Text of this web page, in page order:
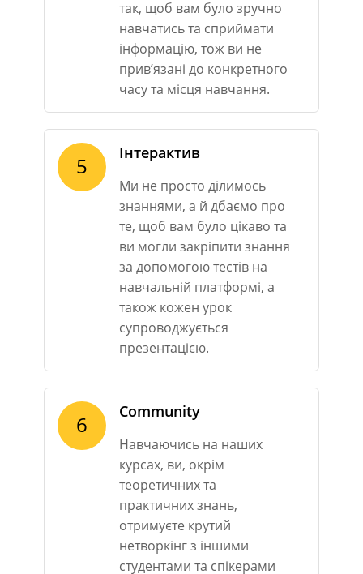
так, щоб вам було зручно
навчатись та сприймати
інформацію, тож ви не
прив’язані до конкретного
часу та місця навчання.
5 Інтерактив
Ми не просто ділимось
знаннями, а й дбаємо про
те, щоб вам було цікаво та
ви могли закріпити знання
за допомогою тестів на
навчальній платформі, а
також кожен урок
супроводжується
презентацією.
6 Community
Навчаючись на наших
курсах, ви, окрім
теоретичних та
практичних знань,
отримуєте крутий
нетворкінг з іншими
студентами та спікерами